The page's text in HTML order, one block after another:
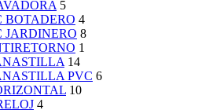
5
BOTADERO 4
JARDINERO 8
1
14
PVC 6
10
4